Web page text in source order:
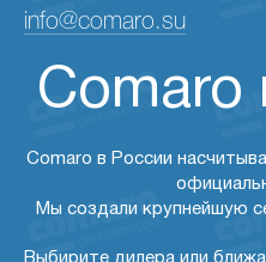
info@comaro.su
Comaro
Comaro в России
Мы создали крупнейшую
Выбирите дилера или